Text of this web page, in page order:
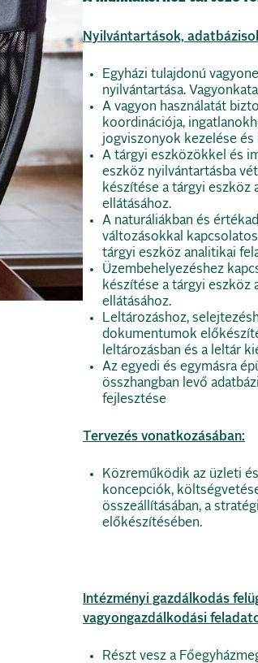
Nyilvántartások,
Egyházi tulajdonú
nyilvántartása.
A vagyon használatát
koordinációja,
jogviszonyok kezelése és
A tárgyi eszközökkel és
eszköz nyilvántartásba
készítése a tárgyi eszköz
ellátásához.
A naturáliákban és
változásokkal
tárgyi eszköz analitikai
Üzembehelyezéshez
készítése a tárgyi eszköz
ellátásához.
Leltározáshoz,
dokumentumok
leltározásban és a leltár
Az egyedi és egymásra
összhangban levő
fejlesztése
Tervezés vonatkozásában:
Közreműködik az üzleti
koncepciók,
összeállításában, a
előkészítésében.
Intézményi gazdálkodás
vagyongazdálkodási
Részt vesz a